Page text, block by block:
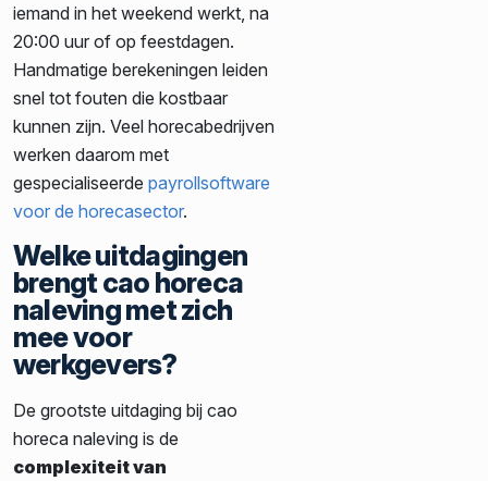
iemand in het weekend werkt, na
20:00 uur of op feestdagen.
Handmatige berekeningen leiden
snel tot fouten die kostbaar
kunnen zijn. Veel horecabedrijven
werken daarom met
gespecialiseerde payrollsoftware
voor de horecasector.
Welke uitdagingen
brengt cao horeca
naleving met zich
mee voor
werkgevers?
De grootste uitdaging bij cao
horeca naleving is de
complexiteit van